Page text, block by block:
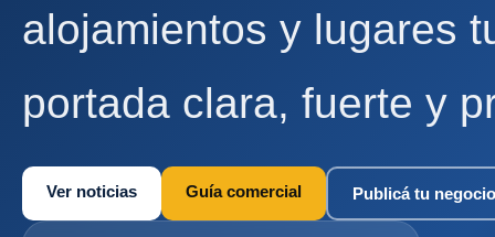
alojamientos y lugares
portada clara, fuerte y
Ver noticias Guía comercial Publicá tu negocio